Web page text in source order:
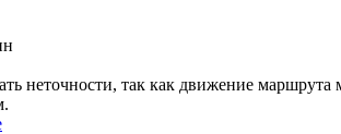
неточности, так как движение